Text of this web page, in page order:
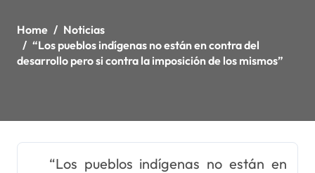
Home
Noticias
“Los pueblos indígenas no están en contra del
desarrollo pero si contra la imposición de los mismos”
“Los pueblos indígenas no están en